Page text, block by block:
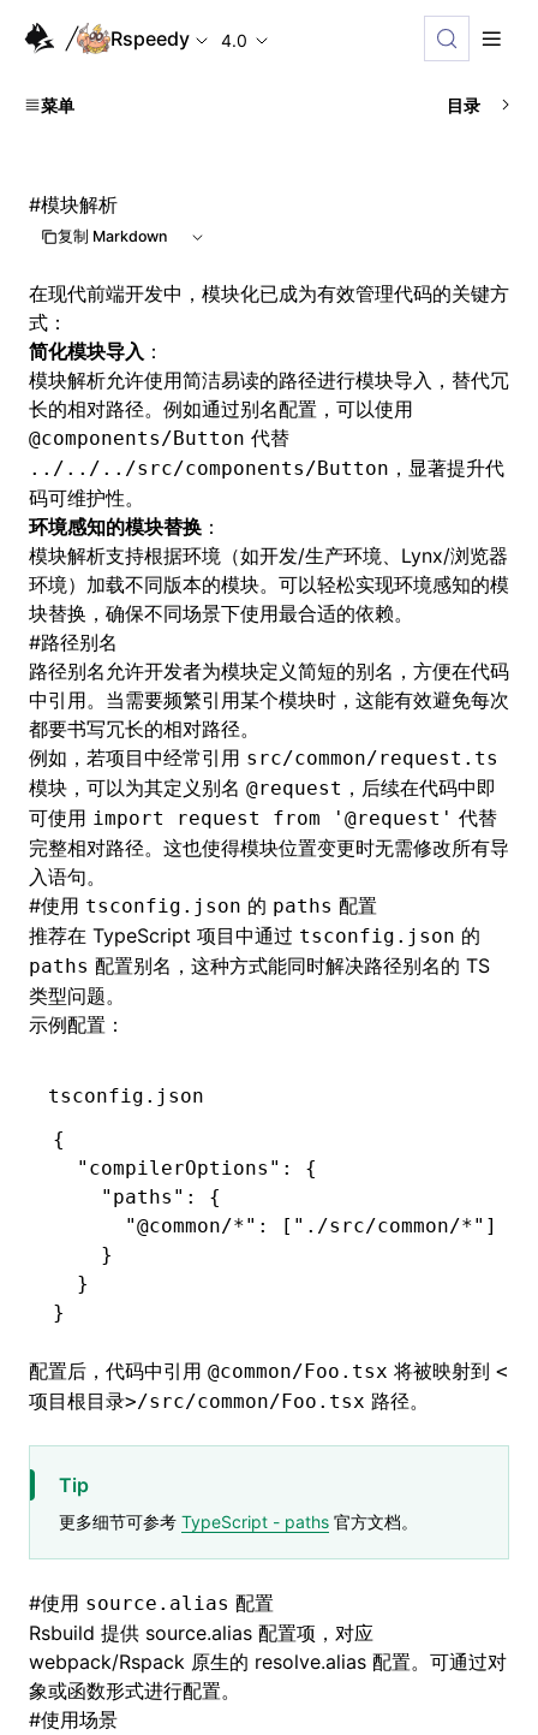
Rspeedy 4.0
菜单 目录
#模块解析
复制 Markdown
在现代前端开发中，模块化已成为有效管理代码的关键方
式：
简化模块导入 ：
模块解析允许使用简洁易读的路径进行模块导入，替代冗
长的相对路径。例如通过别名配置，可以使用
@components/Button 代替
../../../src/components/Button ，显著提升代
码可维护性。
环境感知的模块替换 ：
模块解析支持根据环境（如开发/生产环境、Lynx/浏览器
环境）加载不同版本的模块。可以轻松实现环境感知的模
块替换，确保不同场景下使用最合适的依赖。
#路径别名
路径别名允许开发者为模块定义简短的别名，方便在代码
中引用。当需要频繁引用某个模块时，这能有效避免每次
都要书写冗长的相对路径。
例如，若项目中经常引用 src/common/request.ts
模块，可以为其定义别名 @request ，后续在代码中即
可使用 import request from '@request' 代替
完整相对路径。这也使得模块位置变更时无需修改所有导
入语句。
#使用 tsconfig.json 的 paths 配置
推荐在 TypeScript 项目中通过 tsconfig.json 的
paths 配置别名，这种方式能同时解决路径别名的 TS
类型问题。
示例配置：
tsconfig.json
{
  "compilerOptions"
:
{
    "paths"
:
{
      "@common/*"
: [ "./src/common/*" ]
    }
  }
}
配置后，代码中引用 @common/Foo.tsx 将被映射到 <
项目根目录>/src/common/Foo.tsx 路径。
Tip
更多细节可参考 TypeScript - paths 官方文档。
#使用 source.alias 配置
Rsbuild 提供 source.alias 配置项，对应
webpack/Rspack 原生的 resolve.alias 配置。可通过对
象或函数形式进行配置。
#使用场景